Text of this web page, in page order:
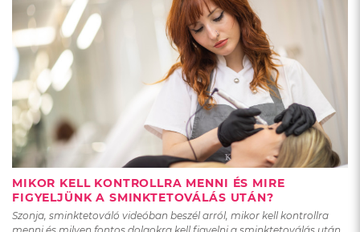
MIKOR KELL KONTROLLRA MENNI ÉS MIRE
FIGYELJÜNK A SMINKTETOVÁLÁS UTÁN?
Szonja, sminktetováló videóban beszél arról, mikor kell kontrollra